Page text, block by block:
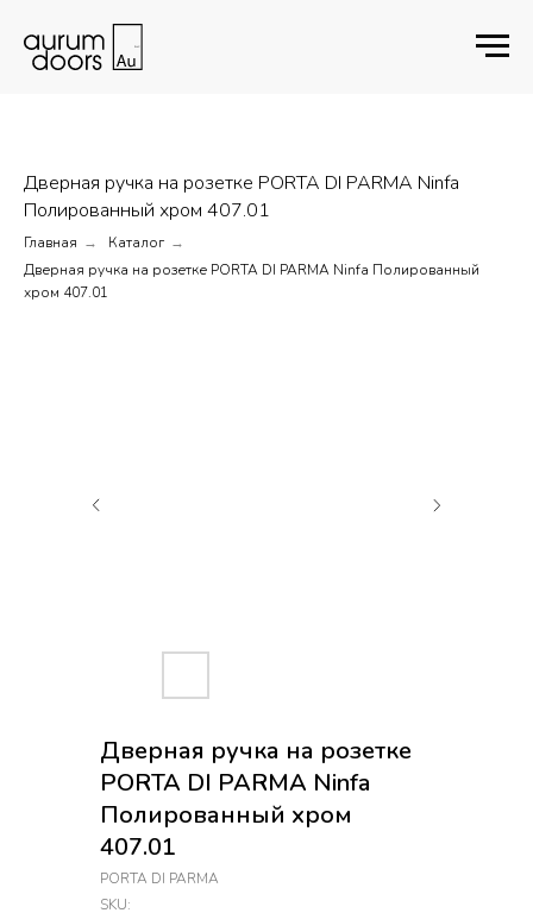
Дверная ручка на розетке PORTA DI PARMA Ninfa
Полированный хром 407.01
Главная → Каталог →
Дверная ручка на розетке PORTA DI PARMA Ninfa Полированный
хром 407.01
Дверная ручка на розетке
PORTA DI PARMA Ninfa
Полированный хром
407.01
PORTA DI PARMA
SKU: